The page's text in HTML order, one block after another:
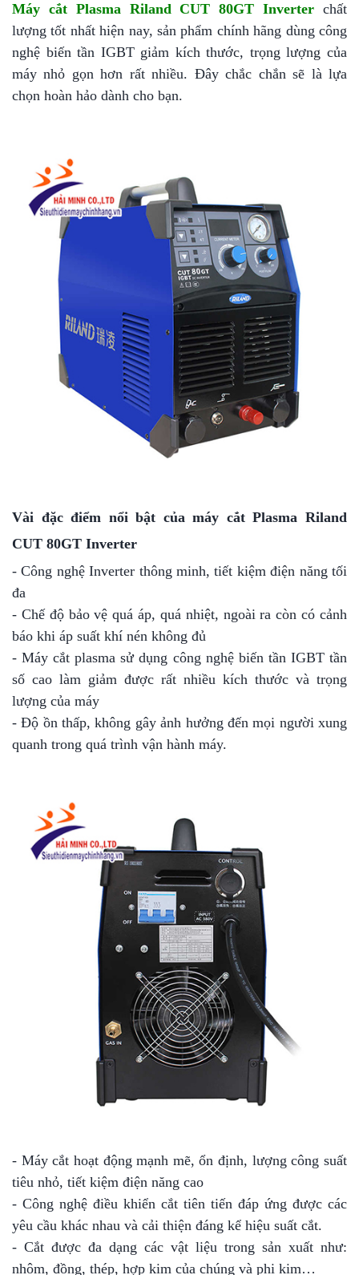
Máy cắt Plasma Riland CUT 80GT Inverter chất
lượng tốt nhất hiện nay, sản phẩm chính hãng dùng công
nghệ biến tần IGBT giảm kích thước, trọng lượng của
máy nhỏ gọn hơn rất nhiều. Đây chắc chắn sẽ là lựa
chọn hoàn hảo dành cho bạn.
Vài đặc điểm nổi bật của máy cắt Plasma Riland
CUT 80GT Inverter
- Công nghệ Inverter thông minh, tiết kiệm điện năng tối
đa
- Chế độ bảo vệ quá áp, quá nhiệt, ngoài ra còn có cảnh
báo khi áp suất khí nén không đủ
- Máy cắt plasma sử dụng công nghệ biến tần IGBT tần
số cao làm giảm được rất nhiều kích thước và trọng
lượng của máy
- Độ ồn thấp, không gây ảnh hưởng đến mọi người xung
quanh trong quá trình vận hành máy.
- Máy cắt hoạt động mạnh mẽ, ổn định, lượng công suất
tiêu nhỏ, tiết kiệm điện năng cao
- Công nghệ điều khiển cắt tiên tiến đáp ứng được các
yêu cầu khác nhau và cải thiện đáng kể hiệu suất cắt.
- Cắt được đa dạng các vật liệu trong sản xuất như:
nhôm, đồng, thép, hợp kim của chúng và phi kim…